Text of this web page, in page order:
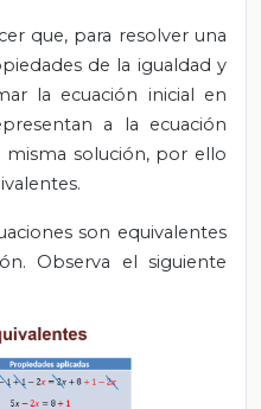
que, para resolver una
de la igualdad y
la ecuación inicial en
a la ecuación
misma solución, por ello
son equivalentes
Observa el siguiente